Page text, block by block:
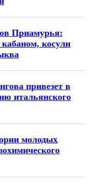
Приамурья:
косули
привезет в
итальянского
молодых